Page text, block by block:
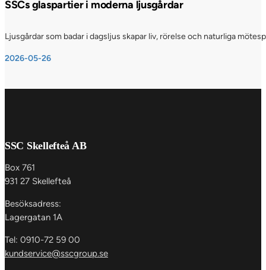
SSCs glaspartier i moderna ljusgårdar
Ljusgårdar som badar i dagsljus skapar liv, rörelse och naturliga
2026-05-26
SSC Skellefteå AB
Box 761
931 27 Skellefteå
Besöksadress:
Lagergatan 1A
Tel: 0910-72 59 00
kundservice@sscgroup.se